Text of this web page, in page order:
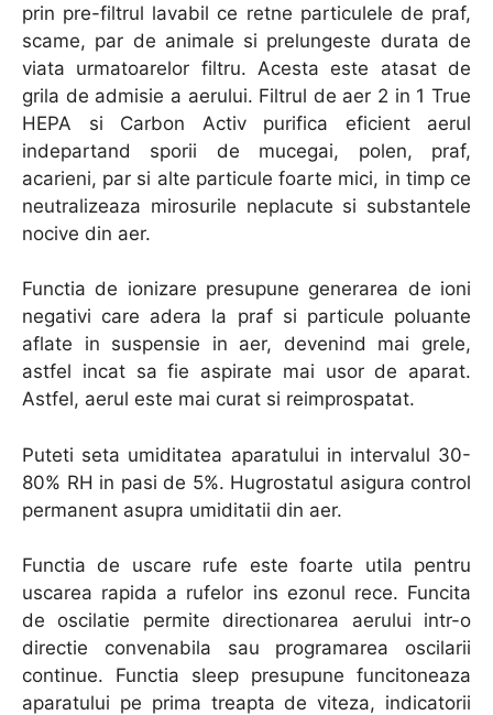
prin pre-filtrul lavabil ce retne particulele de praf,
scame, par de animale si prelungeste durata de
viata urmatoarelor filtru. Acesta este atasat de
grila de admisie a aerului. Filtrul de aer 2 in 1 True
HEPA si Carbon Activ purifica eficient aerul
indepartand sporii de mucegai, polen, praf,
acarieni, par si alte particule foarte mici, in timp ce
neutralizeaza mirosurile neplacute si substantele
nocive din aer.
Functia de ionizare presupune generarea de ioni
negativi care adera la praf si particule poluante
aflate in suspensie in aer, devenind mai grele,
astfel incat sa fie aspirate mai usor de aparat.
Astfel, aerul este mai curat si reimprospatat.
Puteti seta umiditatea aparatului in intervalul 30-
80% RH in pasi de 5%. Hugrostatul asigura control
permanent asupra umiditatii din aer.
Functia de uscare rufe este foarte utila pentru
uscarea rapida a rufelor ins ezonul rece. Funcita
de oscilatie permite directionarea aerului intr-o
directie convenabila sau programarea oscilarii
continue. Functia sleep presupune funcitoneaza
aparatului pe prima treapta de viteza, indicatorii